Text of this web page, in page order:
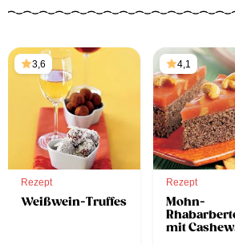
3,6
Rezept
Weißwein-Truffes
4,1
Rezept
Mohn-
mit Cashew